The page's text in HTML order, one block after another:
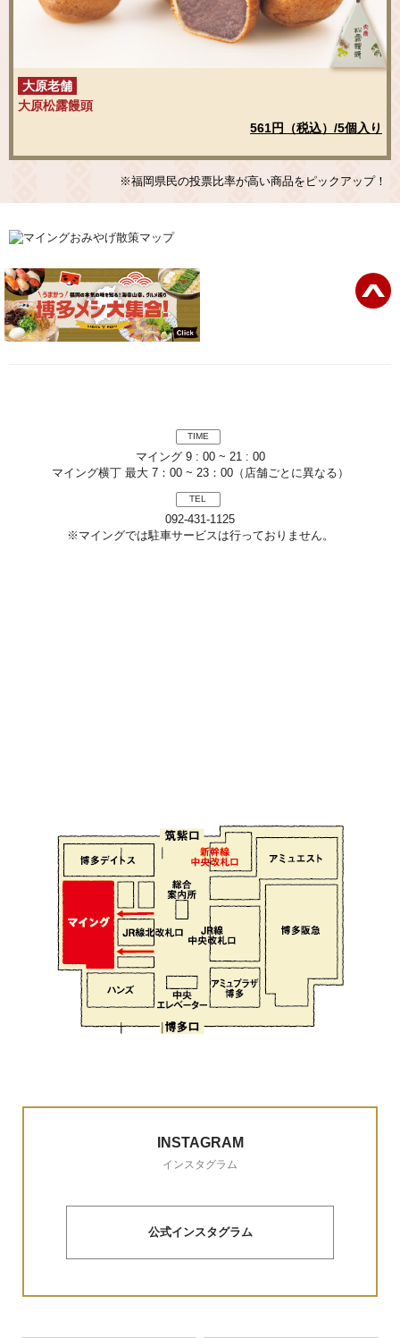
大原老舗
大原松露饅頭
561円（税込）/5個入り
※福岡県民の投票比率が高い商品をピックアップ！
TIME
マイング 9 : 00 ~ 21 : 00
マイング横丁 最大 7：00 ~ 23：00（店舗ごとに異なる）
TEL
092-431-1125
※マイングでは駐車サービスは行っておりません。
INSTAGRAM
インスタグラム
公式インスタグラム